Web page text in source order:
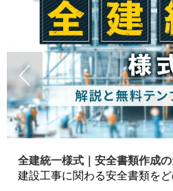
全建統一様式｜安全書類作成